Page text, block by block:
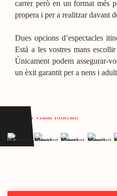
carrer però en un format més
propera i per a realitzar davant
Dues opcions d’espectacles
Està a les vostres mans
Únicament podem assegurar-
un èxit garantit per a nens i